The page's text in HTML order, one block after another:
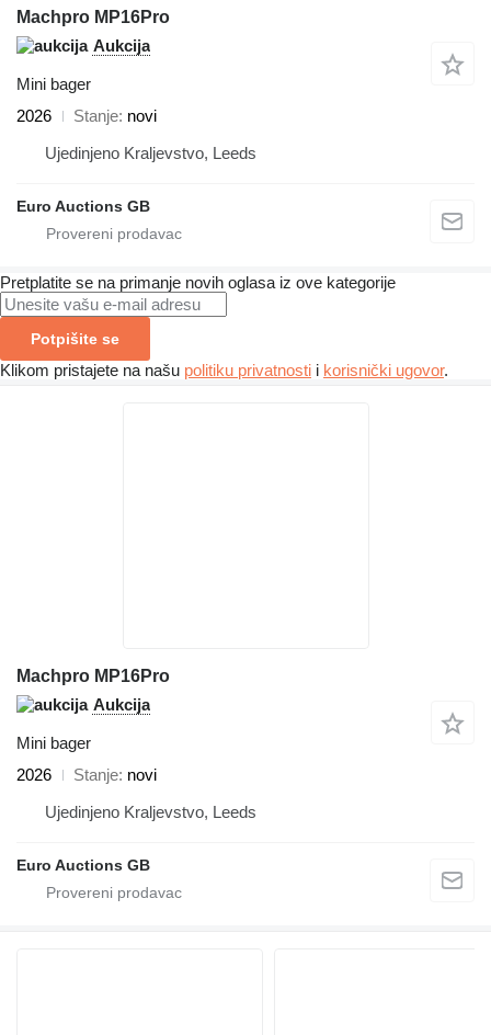
Machpro MP16Pro
Aukcija
Mini bager
2026
Stanje novi
Ujedinjeno Kraljevstvo, Leeds
Euro Auctions GB
Pretplatite se na primanje novih oglasa iz ove kategorije
Potpišite se
Klikom pristajete na našu politiku privatnosti i korisnički ugovor.
Machpro MP16Pro
Aukcija
Mini bager
2026
Stanje novi
Ujedinjeno Kraljevstvo, Leeds
Euro Auctions GB